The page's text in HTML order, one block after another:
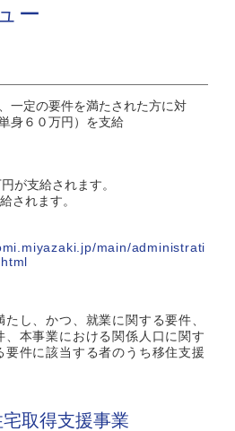
ー
一定の要件を満たされた方に対
身６０万円）を支給
が支給されます。
されます。
main/administrati
し、かつ、就業に関する要件、
、本事業における関係人口に関す
要件に該当する者のうち移住支援
取得支援事業